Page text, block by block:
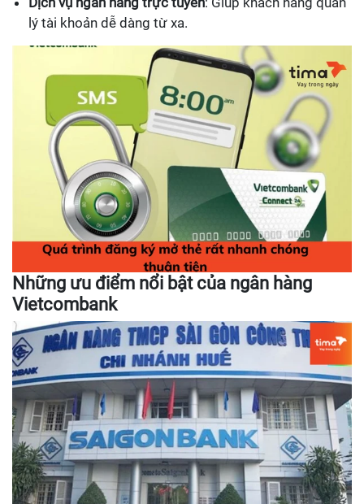
lý tài khoản dễ dàng từ xa.
Những ưu điểm nổi bật của ngân hàng
Vietcombank